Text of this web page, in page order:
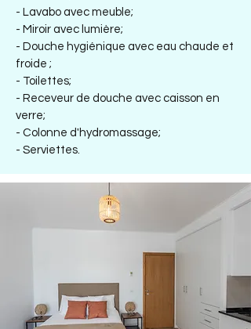
- Lavabo avec meuble;
- Miroir avec lumière;
- Douche hygiénique avec eau chaude et
froide ;
- Toilettes;
- Receveur de douche avec caisson en
verre;
- Colonne d'hydromassage;
- Serviettes.